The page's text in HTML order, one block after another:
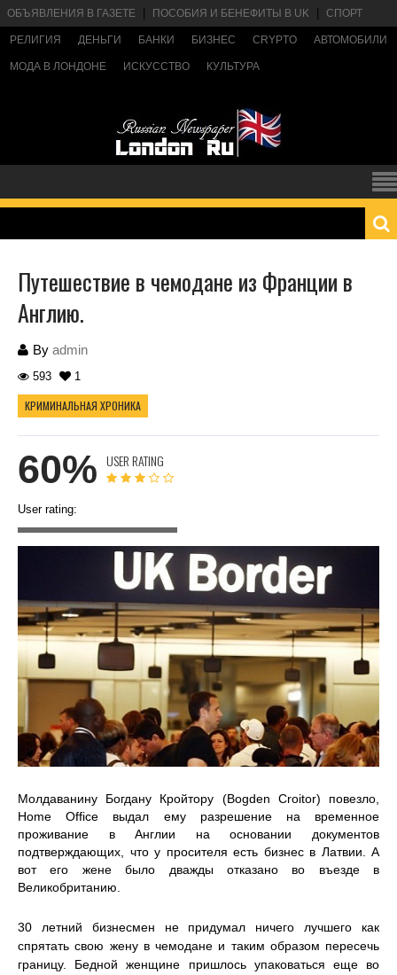
ОБЪЯВЛЕНИЯ В ГАЗЕТЕ ПОСОБИЯ И БЕНЕФИТЫ В UK СПОРТ
РЕЛИГИЯ ДЕНЬГИ БАНКИ БИЗНЕС CRYPTO АВТОМОБИЛИ
МОДА В ЛОНДОНЕ ИСКУССТВО КУЛЬТУРА
Путешествие в чемодане из Франции в
Англию.
By admin
593 1
КРИМИНАЛЬНАЯ ХРОНИКА
60% USER RATING
User rating:
Молдаванину Богдану Кройтору (Bogden Croitor) повезло,
Home Office выдал ему разрешение на временное
проживание в Англии на основании документов
подтверждающих, что у просителя есть бизнес в Латвии. А
вот его жене было дважды отказано во въезде в
Великобританию.
30 летний бизнесмен не придумал ничего лучшего как
спрятать свою жену в чемодане и таким образом пересечь
границу. Бедной женщине пришлось упаковаться еще во